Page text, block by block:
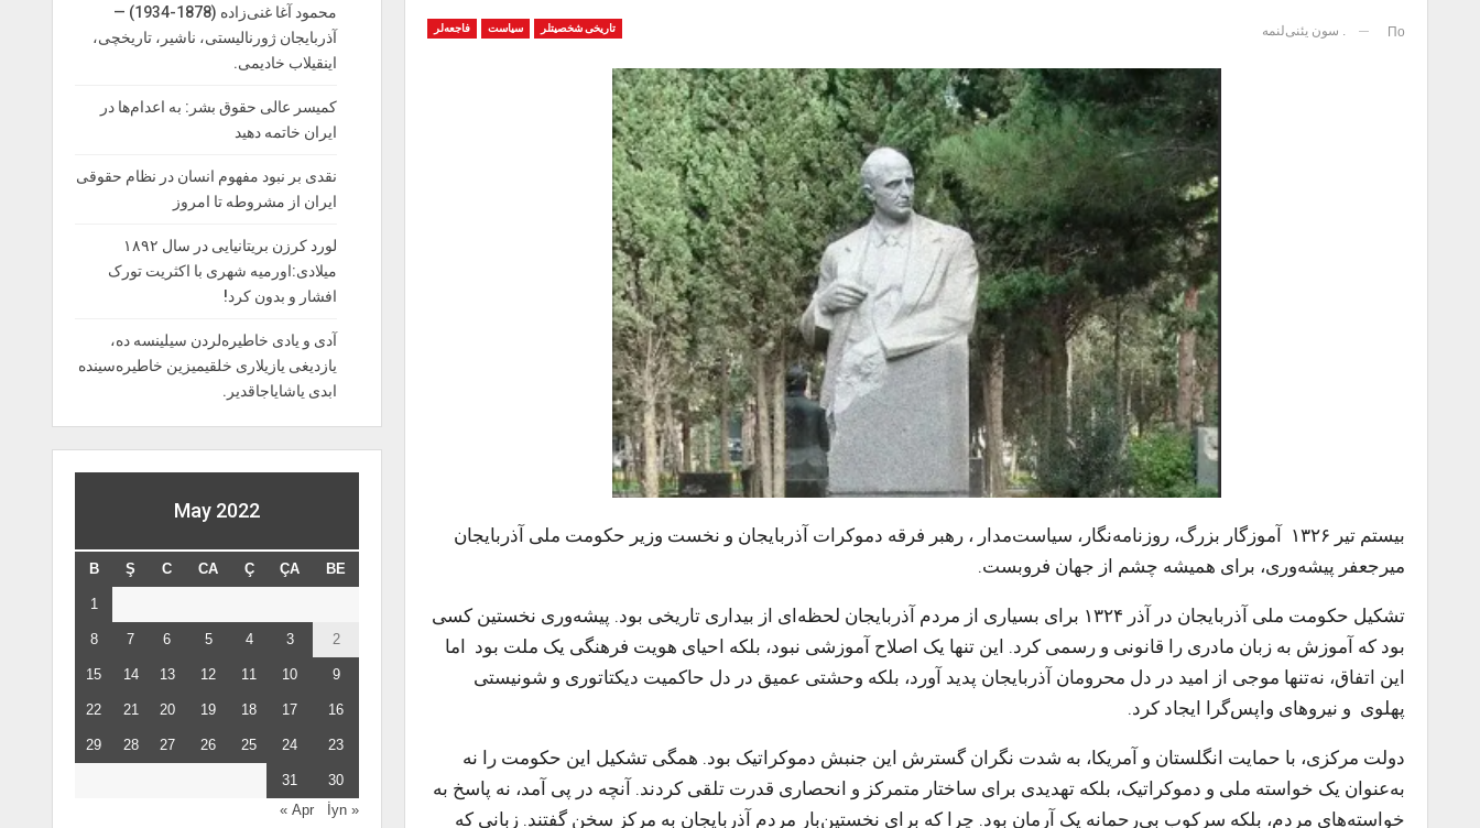
تاریخی شخصیتلر سیاست فاجعه‌لر По . سون یئنی‌لنمه
ب
یستم تیر ۱۳۲۶ آموزگار بزرگ، روزنامه‌نگار، سیاست‌مدار ، رهبر فرقه دموکرات آذربایجان و نخست وزیر حکومت ملی آذربایجان
میرجعفر پیشه‌وری، برای همیشه چشم از جهان فروبست.
تشکیل حکومت ملی آذربایجان در آذر ۱۳۲۴ برای بسیاری از مردم آذربایجان لحظه‌ای از بیداری تاریخی بود. پیشه‌وری نخستین کسی
بود که آموزش به زبان مادری را قانونی و رسمی کرد. این تنها یک اصلاح آموزشی نبود، بلکه احیای هویت فرهنگی یک ملت بود اما
این اتفاق، نه‌تنها موجی از امید در دل محرومان آذربایجان پدید آورد، بلکه وحشتی عمیق در دل حاکمیت دیکتاتوری و شونیستی
پهلوی و نیروهای واپس‌گرا ایجاد کرد.
دولت مرکزی، با حمایت انگلستان و آمریکا، به شدت نگران گسترش این جنبش دموکراتیک بود. همگی تشکیل این حکومت را نه
به‌عنوان یک خواسته‌ ملی و دموکراتیک، بلکه تهدیدی برای ساختار متمرکز و انحصاری قدرت تلقی کردند. آنچه در پی آمد، نه پاسخ به
خواسته‌های مردم، بلکه سرکوب بی‌رحمانه‌ یک آرمان بود. چرا که برای نخستین‌بار مردم آذربایجان به مرکز سخن گفتند. زبانی که
محمود آغا غنی‌زاده (1878-1934) —
آذربایجان ژورنالیستی، ناشیر، تاریخچی،
اینقیلاب خادیمی.
کمیسر عالی حقوق بشر: به اعدام‌ها در
ایران خاتمه دهید
نقدی بر نبود مفهوم انسان در نظام حقوقی
ایران از مشروطه تا امروز
لورد کرزن بریتانیایی در سال ۱۸۹۲
میلادی:اورمیه شهری با اکثریت تورک
افشار و بدون کرد!
آدی و یادی خاطیره‌لردن سیلینسه ده،
یازدیغی یازیلاری خلقیمیزین خاطیره‌سینده
ابدی یاشایاجاقدیر.
May 2022
BE
ÇA
Ç
CA
C
Ş
B
1
2
3
4
5
6
7
8
9
10
11
12
13
14
15
16
17
18
19
20
21
22
23
24
25
26
27
28
29
30
31
« Apr
İyn »